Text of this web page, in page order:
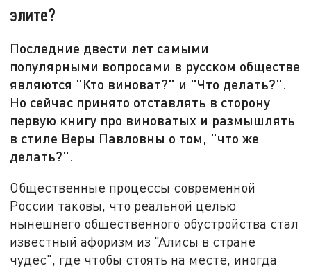
элите?
Последние двести лет самыми
популярными вопросами в русском обществе
являются "Кто виноват?" и "Что делать?".
Но сейчас принято отставлять в сторону
первую книгу про виноватых и размышлять
в стиле Веры Павловны о том, "что же
делать?".
Общественные процессы современной
России таковы, что реальной целью
нынешнего общественного обустройства стал
известный афоризм из "Алисы в стране
чудес", где чтобы стоять на месте, иногда